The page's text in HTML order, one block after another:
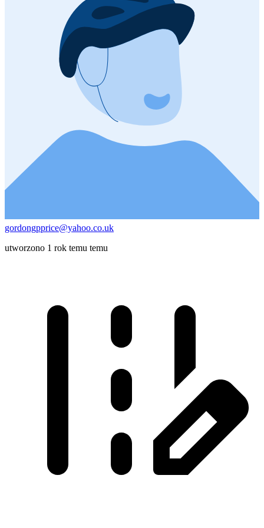
gordongpprice@yahoo.co.uk
utworzono 1 rok temu temu